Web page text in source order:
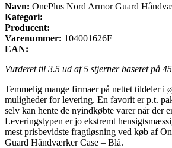
Navn: OnePlus Nord Armor Guard
Kategori:
Producent:
Varenummer: 104001626F
EAN:
Vurderet til 3.5 ud af 5 stjerner baseret på 45
Temmelig mange firmaer på nettet tildeler i
muligheder for levering. En favorit er p.t.
selv kan hente de nyindkøbte varer når der
Leveringstypen er jo ekstremt
mest prisbevidste fragtløsning ved køb af
Guard Håndværker Case – Blå.